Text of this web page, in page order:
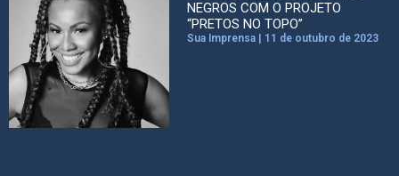
NEGROS COM O PROJETO
“PRETOS NO TOPO”
Sua Imprensa 11 de outubro de 2023